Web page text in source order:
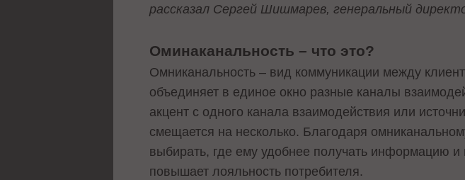
рассказал Сергей Шишмарев, генеральный
Оминаканальность – что это?
Омниканальность – вид коммуникации между
объединяет в единое окно разные каналы
акцент с одного канала взаимодействия или
смещается на несколько. Благодаря
выбирать, где ему удобнее получать информацию
повышает лояльность потребителя.